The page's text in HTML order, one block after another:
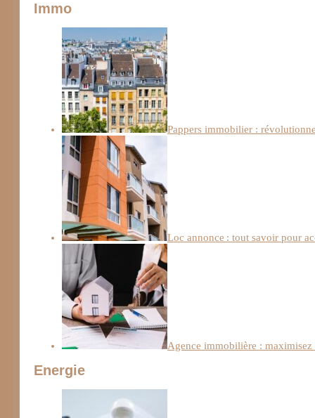
Immo
Pappers immobilier :
Loc annonce : tout savoir pour
Agence immobilière :
Energie